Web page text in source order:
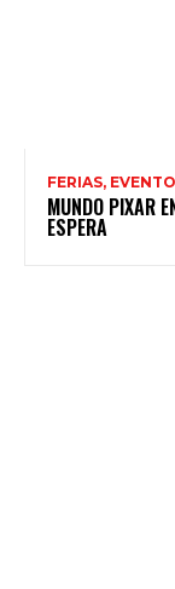
FERIAS,
MUNDO PIXAR
ESPERA